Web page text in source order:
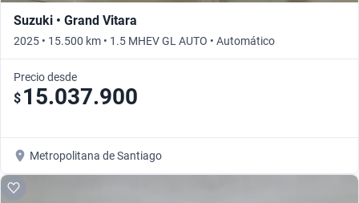
Suzuki • Grand Vitara
2025 • 15.500 km • 1.5 MHEV GL AUTO • Automático
Precio desde
$ 15.037.900
Metropolitana de Santiago